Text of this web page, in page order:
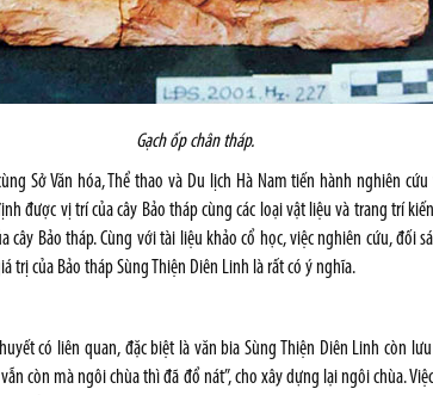
Gạch ốp chân tháp.
Sở Văn hóa, Thể thao và Du lịch Hà Nam tiến hành nghiên
được vị trí của cây Bảo tháp cùng các loại vật liệu và trang trí
cây Bảo tháp. Cùng với tài liệu khảo cổ học, việc nghiên cứu, đối
của Bảo tháp Sùng Thiện Diên Linh là rất có ý nghĩa.
có liên quan, đặc biệt là văn bia Sùng Thiện Diên Linh còn
vẫn còn mà ngôi chùa thì đã đổ nát”, cho xây dựng lại ngôi chùa.